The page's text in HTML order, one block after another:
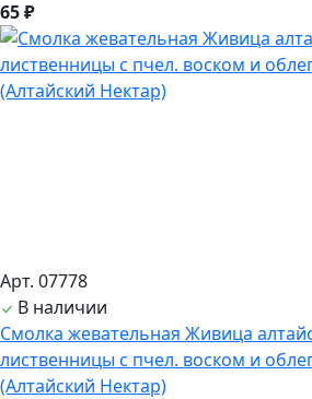
65 ₽
Арт. 07778
В наличии
Смолка жевательная Живица
лиственницы с пчел. воском и
(Алтайский Нектар)